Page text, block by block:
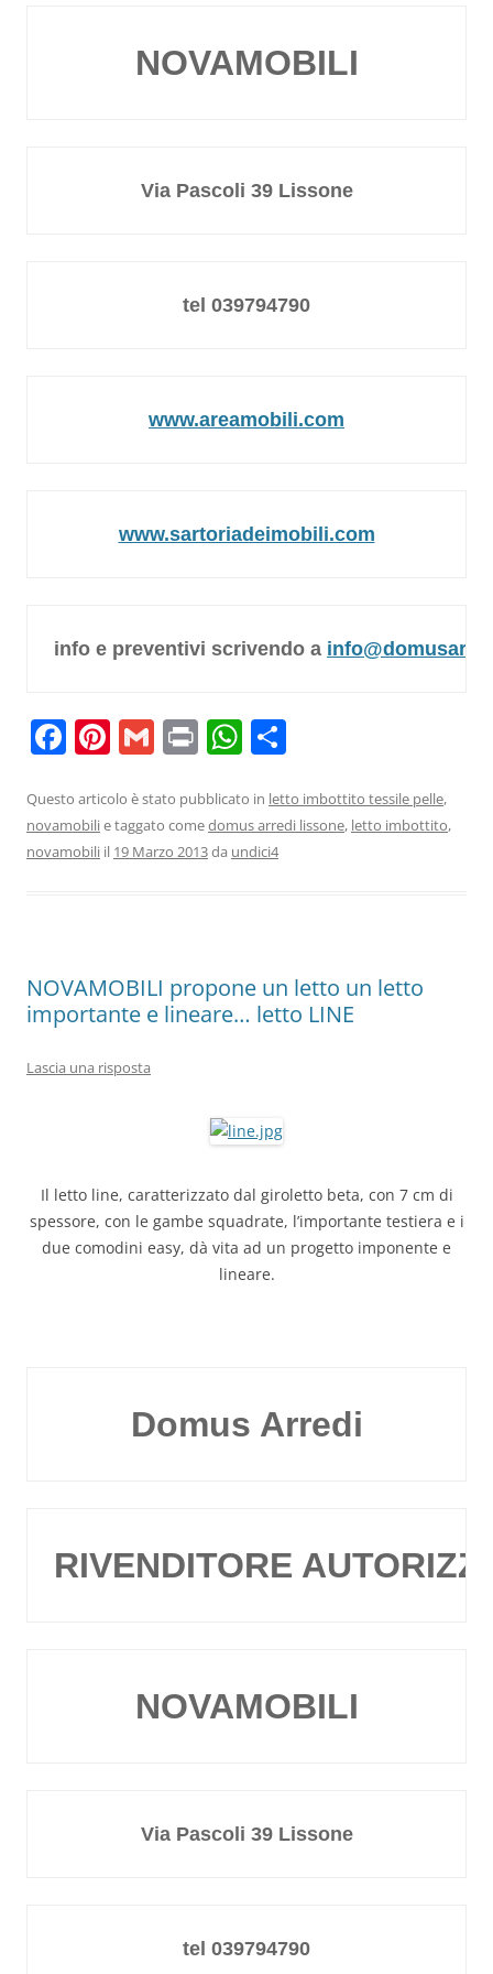
NOVAMOBILI
Via Pascoli 39 Lissone
tel 039794790
www.areamobili.com
www.sartoriadeimobili.com
info e preventivi scrivendo a
F
c
e
k
Pi
er
e
G
ai
l
Pr
t
W
at
s
n
di
Questo articolo è stato pubblicato in letto imbottito tessile pelle,
novamobilie taggato comedomus arredi lissone, letto imbottito,
novamobili il 19 Marzo 2013da undici4
NOVAMOBILI propone un letto un letto
importante e lineare… letto LINE
Lascia una risposta
Il letto line, caratterizzato dal giroletto beta, con 7 cm di
spessore, con le gambe squadrate, l’importante testiera e i
due comodini easy, dà vita ad un progetto imponente e
lineare.
Domus Arredi
RIVENDITORE
NOVAMOBILI
Via Pascoli 39 Lissone
tel 039794790